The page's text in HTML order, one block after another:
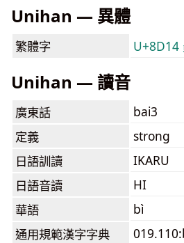
Unihan — 異體
繁體字 U+8D14
Unihan — 讀音
廣東話
bai3
定義
strong
日語訓讀
IKARU
日語音讀
HI
華語
bì
通用規範漢字字典